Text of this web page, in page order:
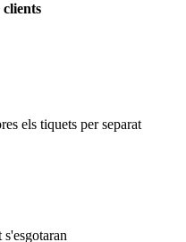
clients
els tiquets per separat